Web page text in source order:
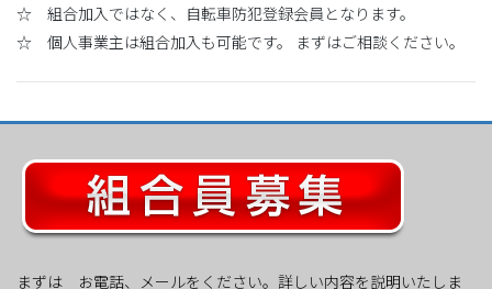
☆ 組合加入ではなく、自転車防犯登録会員となります。
☆ 個人事業主は組合加入も可能です。 まずはご相談ください。
まずは お電話、メールをください。詳しい内容を説明いたしま